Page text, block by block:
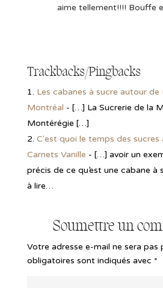
aime tellement!!!! Bouffe
Trackbacks/Pingbacks
Les cabanes à sucre autour
Montréal - […] La Sucrerie de la
Montérégie […]
C'est quoi le temps des sucres
Carnets Vanille - […] avoir un
précis de ce qu’est une cabane à
à lire…
Soumettre un
Votre adresse e-mail ne sera pas
obligatoires sont indiqués avec *